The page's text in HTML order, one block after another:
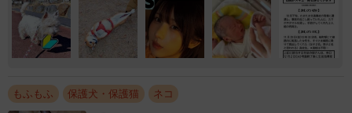
もふもふ 保護犬・保護猫 ネコ